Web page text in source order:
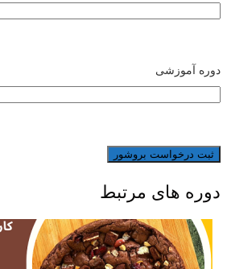
دوره آموزشی
دوره های مرتبط